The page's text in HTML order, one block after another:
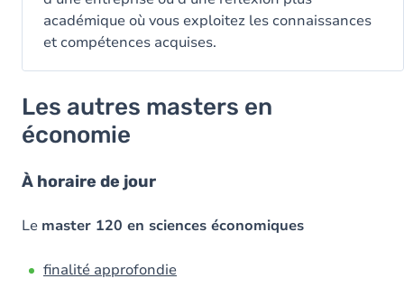
académique où vous exploitez les connaissances
et compétences acquises.
Les autres masters en
économie
À horaire de jour
Le master 120 en sciences économiques
finalité approfondie